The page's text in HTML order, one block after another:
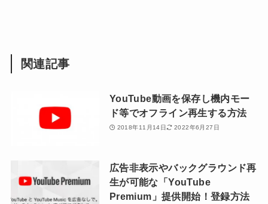
関連記事
YouTube動画を保存し機内モー
ド等でオフライン再生する方法
2018年11月14日 2022年6月27日
広告非表示やバックグラウンド再
生が可能な「YouTube
Premium」提供開始！登録方法